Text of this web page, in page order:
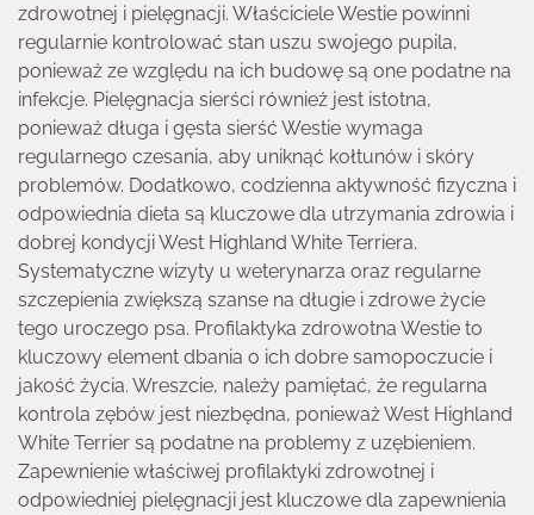
zdrowotnej i pielęgnacji. Właściciele Westie powinni
regularnie kontrolować stan uszu swojego pupila,
ponieważ ze względu na ich budowę są one podatne na
infekcje. Pielęgnacja sierści również jest istotna,
ponieważ długa i gęsta sierść Westie wymaga
regularnego czesania, aby uniknąć kołtunów i skóry
problemów. Dodatkowo, codzienna aktywność fizyczna i
odpowiednia dieta są kluczowe dla utrzymania zdrowia i
dobrej kondycji West Highland White Terriera.
Systematyczne wizyty u weterynarza oraz regularne
szczepienia zwiększą szanse na długie i zdrowe życie
tego uroczego psa. Profilaktyka zdrowotna Westie to
kluczowy element dbania o ich dobre samopoczucie i
jakość życia. Wreszcie, należy pamiętać, że regularna
kontrola zębów jest niezbędna, ponieważ West Highland
White Terrier są podatne na problemy z uzębieniem.
Zapewnienie właściwej profilaktyki zdrowotnej i
odpowiedniej pielęgnacji jest kluczowe dla zapewnienia